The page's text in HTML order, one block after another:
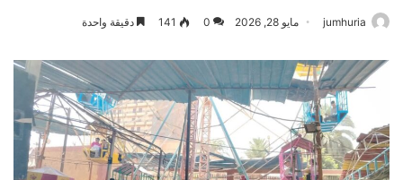
jumhuria مايو 28, 2026 0
141 دقيقة واحدة